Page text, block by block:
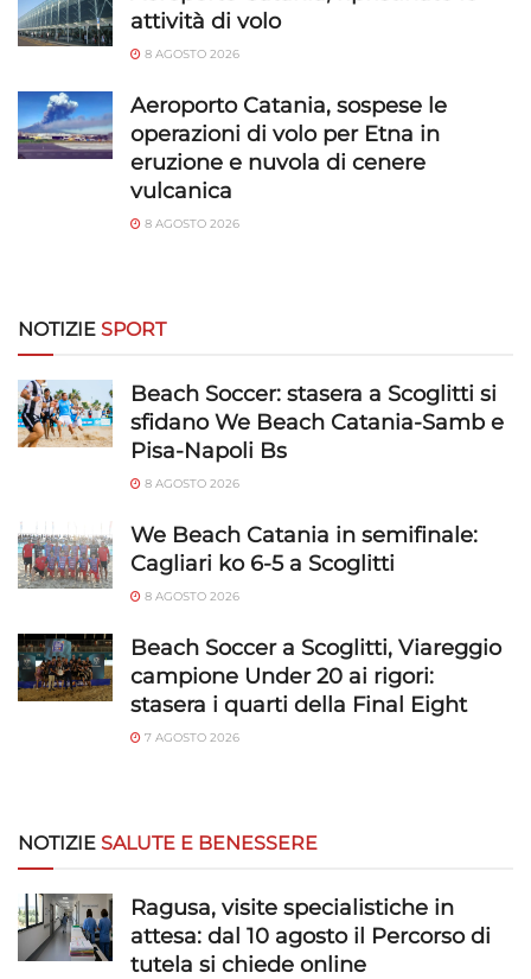
e presentare pubblicità e contenuto,
Salvare e comunicare le scelte sulla
attività di volo
8 AGOSTO 2026
Aeroporto Catania, sospese le
operazioni di volo per Etna in
eruzione e nuvola di cenere
vulcanica
8 AGOSTO 2026
NOTIZIE SPORT
Beach Soccer: stasera a Scoglitti si
sfidano We Beach Catania-Samb e
Pisa-Napoli Bs
8 AGOSTO 2026
We Beach Catania in semifinale:
Cagliari ko 6-5 a Scoglitti
8 AGOSTO 2026
Beach Soccer a Scoglitti, Viareggio
campione Under 20 ai rigori:
stasera i quarti della Final Eight
7 AGOSTO 2026
NOTIZIE SALUTE E BENESSERE
Ragusa, visite specialistiche in
attesa: dal 10 agosto il Percorso di
tutela si chiede online